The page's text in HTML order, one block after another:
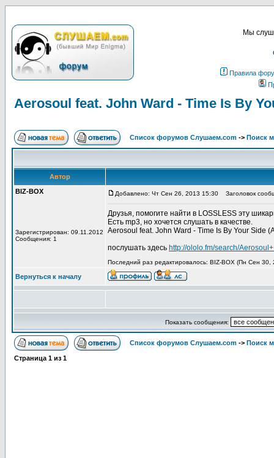
Мы
Правила
Aerosoul feat. John Ward - Time Is By
Список форумов Слушаем.com -> Поиск
Автор
BIZ-BOX
Зарегистрирован: 09.11.2012
Сообщения: 1
Добавлено: Чт Сен 26, 2013 15:30 Заголовок
Друзья, помогите найти в LOSSLESS эту
Есть mp3, но хочется слушать в качестве.
Aerosoul feat. John Ward - Time Is By Your Side
послушать здесь http://ololo.fm/search/
Последний раз редактировалось: BIZ-BOX (Пн Сен 30,
Вернуться к началу
Показать сообщения:
Список форумов Слушаем.com -> Поиск
Страница 1 из 1